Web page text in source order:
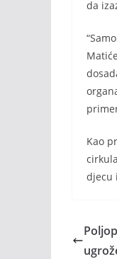
da
Kao
djecu